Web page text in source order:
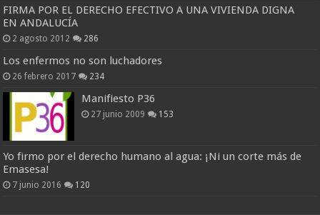
FIRMA POR EL DERECHO EFECTIVO A UNA VIVIENDA DIGNA
EN ANDALUCÍA
2 agosto 2012 286
Los enfermos no son luchadores
26 febrero 2017 234
Manifiesto P36
27 junio 2009 153
Yo firmo por el derecho humano al agua: ¡Ni un corte más de
Emasesa!
7 junio 2016 120